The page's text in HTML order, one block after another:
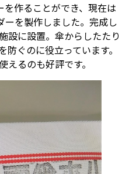
作ることができ、現在は
を製作しました。完成し
設に設置。傘からしたたり
ぐのに役立っています。
えるのも好評です。